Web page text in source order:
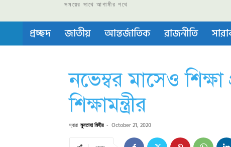
সময়ের সাথে আগামীর পথে
প্রচ্ছদ জাতীয় আন্তর্জাতিক রাজনীতি
নভেম্বর মাসেও শিক্ষা
শিক্ষামন্ত্রীর
দ্বারা মুনতাহা মিহীর - October 21, 2020